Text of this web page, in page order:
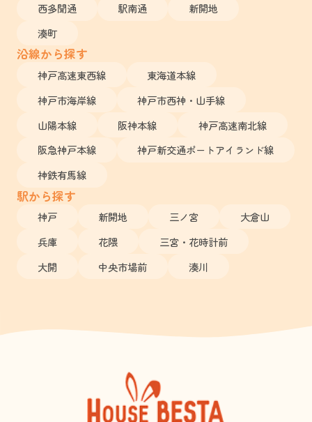
西多聞通
駅南通
新開地
湊町
沿線から探す
神戸高速東西線
東海道本線
神戸市海岸線
神戸市西神・山手線
山陽本線
阪神本線
神戸高速南北線
阪急神戸本線
神戸新交通ポートアイランド線
神鉄有馬線
駅から探す
神戸 新開地 三ノ宮
大倉山
兵庫
花隈
三宮・花時計前
大開
中央市場前 湊川